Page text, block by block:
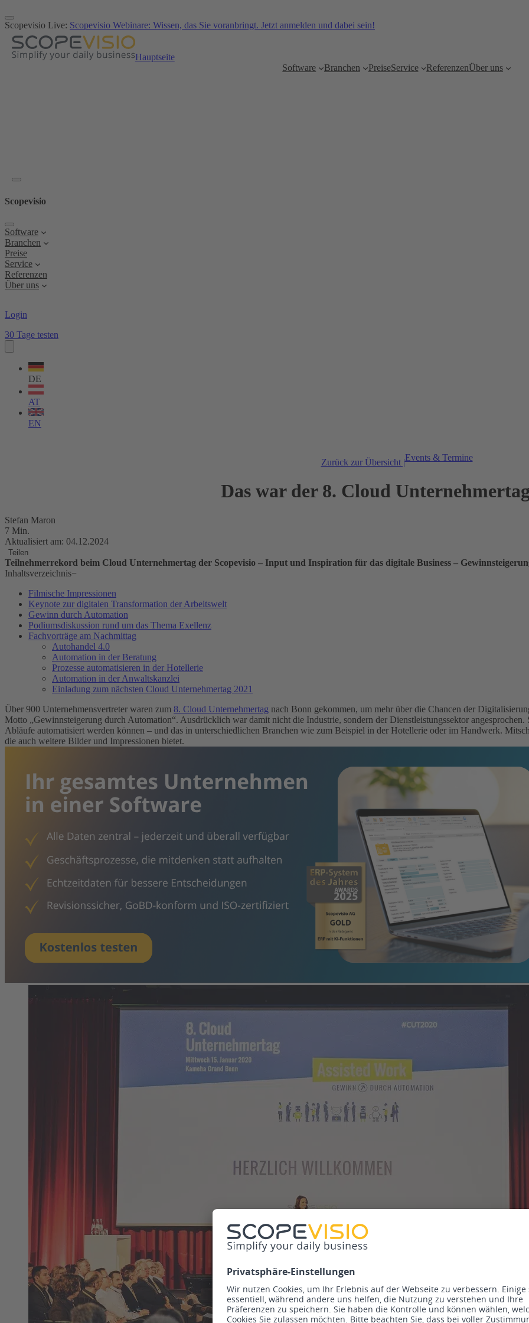
Zum
Inhalt
springen
Scopevisio Live: Scopevisio Webinare: Wissen, das Sie voranbringt. Jetzt anmelden und dabei sein!
Hauptseite
Software
Branchen PreiseService ReferenzenÜber uns
Scopevisio
Software
Branchen
Preise
Service
Referenzen
Über uns
Login
30 Tage testen
Sprache
wählen
DE
AT
EN
Zurück zur Übersicht |Events & Termine
Das war der 8. Cloud
Stefan Maron
7 Min.
Aktualisiert am: 04.12.2024
Teilen
Teilnehmerrekord beim Cloud Unternehmertag der Scopevisio – Input und Inspiration für das digitale Business –
Inhaltsverzeichnis−
Filmische Impressionen
Keynote zur digitalen Transformation der Arbeitswelt
Gewinn durch Automation
Podiumsdiskussion rund um das Thema Exellenz
Fachvorträge am Nachmittag
Autohandel 4.0
Automation in der Beratung
Prozesse automatisieren in der Hotellerie
Automation in der Anwaltskanzlei
Einladung zum nächsten Cloud Unternehmertag 2021
Über 900 Unternehmensvertreter waren zum 8. Cloud Unternehmertag nach Bonn gekommen, um mehr über die Chancen der
Motto „Gewinnsteigerung durch Automation“. Ausdrücklich war damit nicht die Industrie, sondern der Dienstleistungssektor
Abläufe automatisiert werden können – und das in unterschiedlichen Branchen wie zum Beispiel in der Hotellerie oder im Handwerk.
die auch weitere Bilder und Impressionen bietet.